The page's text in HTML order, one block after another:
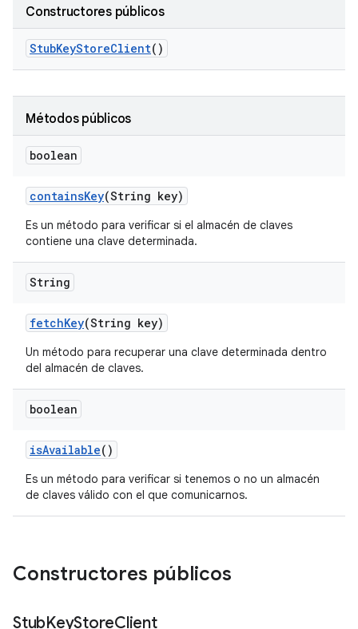
Constructores públicos
StubKeyStoreClient()
Métodos públicos
boolean
containsKey(String key)
Es un método para verificar si el almacén de claves
contiene una clave determinada.
String
fetchKey(String key)
Un método para recuperar una clave determinada dentro
del almacén de claves.
boolean
isAvailable()
Es un método para verificar si tenemos o no un almacén
de claves válido con el que comunicarnos.
Constructores públicos
StubKeyStoreClient